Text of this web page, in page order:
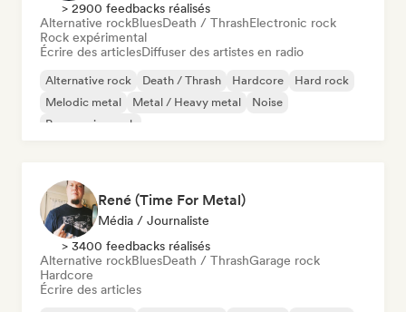
> 2900 feedbacks réalisés
Alternative rockBluesDeath / ThrashElectronic rock
Rock expérimental
Écrire des articlesDiffuser des artistes en radio
Alternative rock Death / Thrash Hardcore
Hard rock
Melodic metal
Metal / Heavy metal
Noise
Progressive rock
René (Time For Metal)
Média / Journaliste
> 3400 feedbacks réalisés
Alternative rockBluesDeath / ThrashGarage rock
Hardcore
Écrire des articles